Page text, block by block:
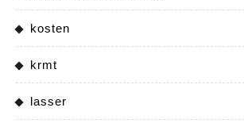
kosten
krmt
lasser